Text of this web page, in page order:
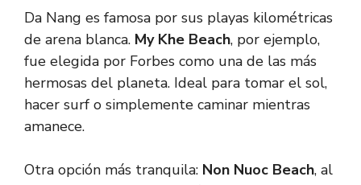
Da Nang es famosa por sus playas kilométricas
de arena blanca. My Khe Beach, por ejemplo,
fue elegida por Forbes como una de las más
hermosas del planeta. Ideal para tomar el sol,
hacer surf o simplemente caminar mientras
amanece.
Otra opción más tranquila: Non Nuoc Beach, al